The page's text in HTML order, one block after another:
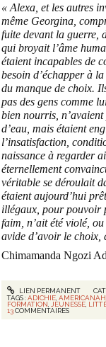
« Alexa, et les autres
même Georgina,
fuite devant la guerre,
qui broyait l’âme
étaient incapables de
besoin d’échapper à
du manque de choix.
pas des gens comme
bien nourris, n’avaient
d’eau, mais étaient
l’insatisfaction,
naissance à regarder
éternellement
véritable se déroulait
étaient aujourd’hui
illégaux, pour pouvoir
faim, n’ait été violé,
avide d’avoir le choix,
Chimamanda Ngozi
LIEN PERMANENT
TAGS :ADICHIE,AMERICANAH
FORMATION,JEUNESSE,
13COMMENTAIRES